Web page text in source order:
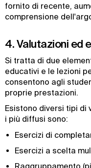
fornito di recente,
comprensione
4. Valutazioni ed
Si tratta di due
educativi e le lezioni
consentono agli
proprie prestazioni.
Esistono diversi tipi di
i più diffusi sono:
Esercizi di
Esercizi a scelta
Raggruppamento